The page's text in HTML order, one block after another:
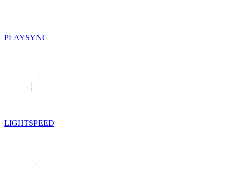
PLAYSYNC
LIGHTSPEED